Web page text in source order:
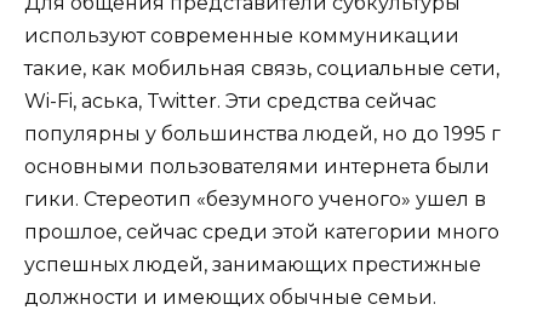
используют современные коммуникации
такие, как мобильная связь, социальные сети,
Wi-Fi, аська, Twitter. Эти средства сейчас
популярны у большинства людей, но до 1995 г
основными пользователями интернета были
гики. Стереотип «безумного ученого» ушел в
прошлое, сейчас среди этой категории много
успешных людей, занимающих престижные
должности и имеющих обычные семьи.